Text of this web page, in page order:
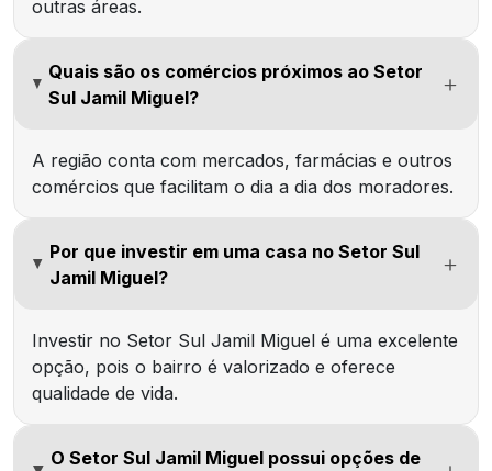
outras áreas.
Quais são os comércios próximos ao Setor
Sul Jamil Miguel?
A região conta com mercados, farmácias e outros
comércios que facilitam o dia a dia dos moradores.
Por que investir em uma casa no Setor Sul
Jamil Miguel?
Investir no Setor Sul Jamil Miguel é uma excelente
opção, pois o bairro é valorizado e oferece
qualidade de vida.
O Setor Sul Jamil Miguel possui opções de